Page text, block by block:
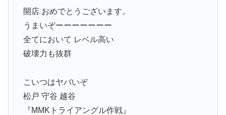
開店 おめでとうございます。
うまいぞーーーーーーー
全てにおいて レベル高い
破壊力も抜群
こいつはヤバいぞ
松戸 守谷 越谷
『MMKトライアングル作戦』